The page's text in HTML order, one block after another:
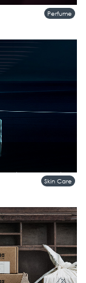
ลา” และ TOM FORD
กเต็มที่ทันที แต่เลือกหยุด
Perfume
พธ์ที่ได้คือคอลเลคชั่นพิ
Skin Care